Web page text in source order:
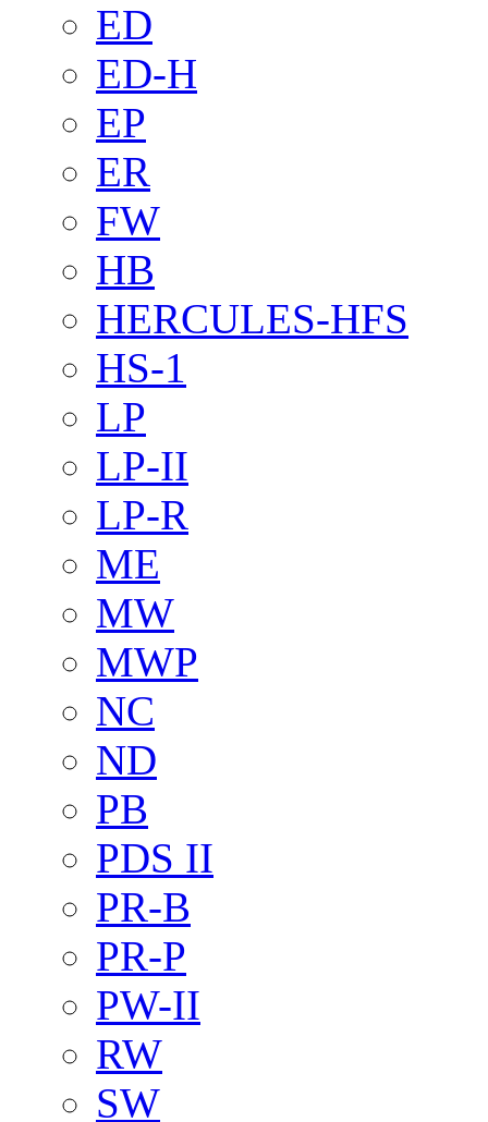
ED
ED-H
EP
ER
FW
HB
HERCULES-HFS
HS-1
LP
LP-II
LP-R
ME
MW
MWP
NC
ND
PB
PDS II
PR-B
PR-P
PW-II
RW
SW